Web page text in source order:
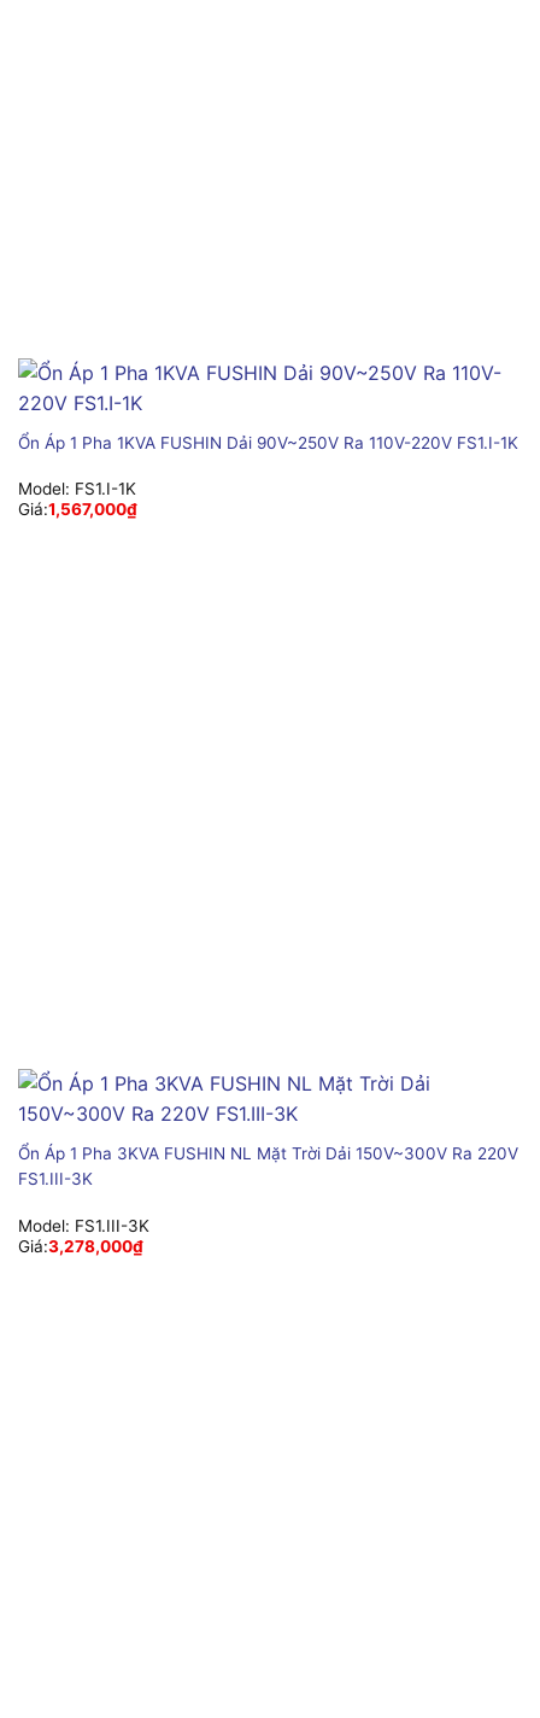
Ổn Áp 1 Pha 1KVA FUSHIN Dải 90V~250V Ra 110V-220V FS1.I-1K
Model: FS1.I-1K
Giá:1,567,000₫
Ổn Áp 1 Pha 3KVA FUSHIN NL Mặt Trời Dải 150V~300V Ra 220V
FS1.III-3K
Model: FS1.III-3K
Giá:3,278,000₫